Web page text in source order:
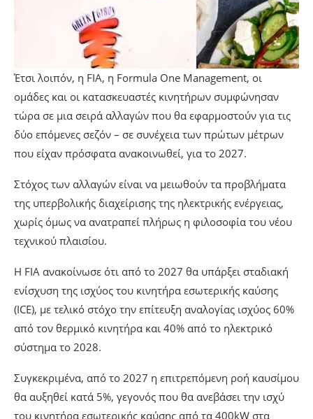
Έτσι λοιπόν, η FIA, η Formula One Management, οι
ομάδες και οι κατασκευαστές κινητήρων συμφώνησαν
τώρα σε μια σειρά αλλαγών που θα εφαρμοστούν για τις
δύο επόμενες σεζόν – σε συνέχεια των πρώτων μέτρων
που είχαν πρόσφατα ανακοινωθεί, για το 2027.
Στόχος των αλλαγών είναι να μειωθούν τα προβλήματα
της υπερβολικής διαχείρισης της ηλεκτρικής ενέργειας,
χωρίς όμως να ανατραπεί πλήρως η φιλοσοφία του νέου
τεχνικού πλαισίου.
H FIA ανακοίνωσε ότι από το 2027 θα υπάρξει σταδιακή
ενίσχυση της ισχύος του κινητήρα εσωτερικής καύσης
(ICE), με τελικό στόχο την επίτευξη αναλογίας ισχύος 60%
από τον θερμικό κινητήρα και 40% από το ηλεκτρικό
σύστημα το 2028.
Συγκεκριμένα, από το 2027 η επιτρεπόμενη ροή καυσίμου
θα αυξηθεί κατά 5%, γεγονός που θα ανεβάσει την ισχύ
του κινητήρα εσωτερικής καύσης από τα 400kW στα